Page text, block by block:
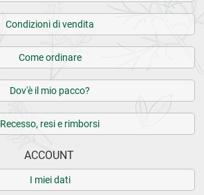
Condizioni di vendita
Come ordinare
Dov'è il mio pacco?
Recesso, resi e rimborsi
ACCOUNT
I miei dati